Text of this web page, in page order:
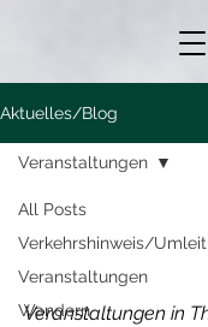
Aktuelles/Blog
All Posts
Verkehrshinweis/
Veranstaltungen
Wandern
Veranstaltungen
Veranstaltungen in